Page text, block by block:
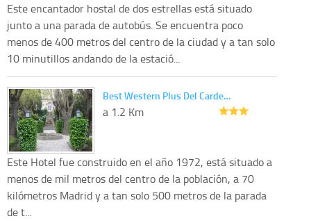
Este encantador hostal de dos estrellas está situado
junto a una parada de autobús. Se encuentra poco
menos de 400 metros del centro de la ciudad y a tan solo
10 minutillos andando de la estació...
Best Western Plus Del Carde…
a 1.2 Km
Este Hotel fue construido en el año 1972, está situado a
menos de mil metros del centro de la población, a 70
kilómetros Madrid y a tan solo 500 metros de la parada
de t...